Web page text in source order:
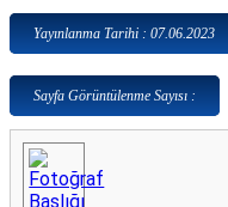
Yayınlanma Tarihi : 07.06.2023
Sayfa Görüntülenme Sayısı :